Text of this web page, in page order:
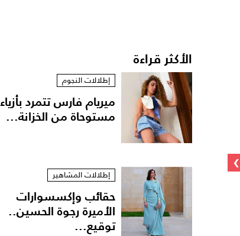
›
الأكثر قراءة
إطلالات النجوم
ميريام فارس تتمرد بأزياء
مستوحاة من الخزانة...
إطلالات المشاهير
حقائب وإكسسوارات
الأميرة رجوة الحسين..
توقيع...